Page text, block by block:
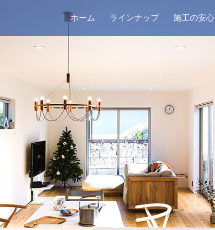
ホーム ラインナップ 施工の安心